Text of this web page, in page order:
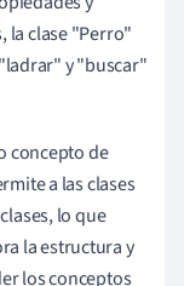
la clase "Perro"
y "buscar"
concepto de
a las clases
lo que
la estructura y
los conceptos